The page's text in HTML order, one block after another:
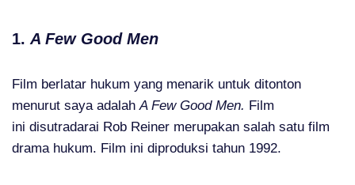
1. A Few Good Men
Film berlatar hukum yang menarik untuk ditonton
menurut saya adalahA Few Good Men. Film
ini disutradarai Rob Reiner merupakan salah satu film
drama hukum. Film ini diproduksi tahun 1992.